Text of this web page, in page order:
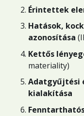
Érintettek
Hatások,
azonosítása
Kettős
materiality)
Adatgyűjtési
kialakítása